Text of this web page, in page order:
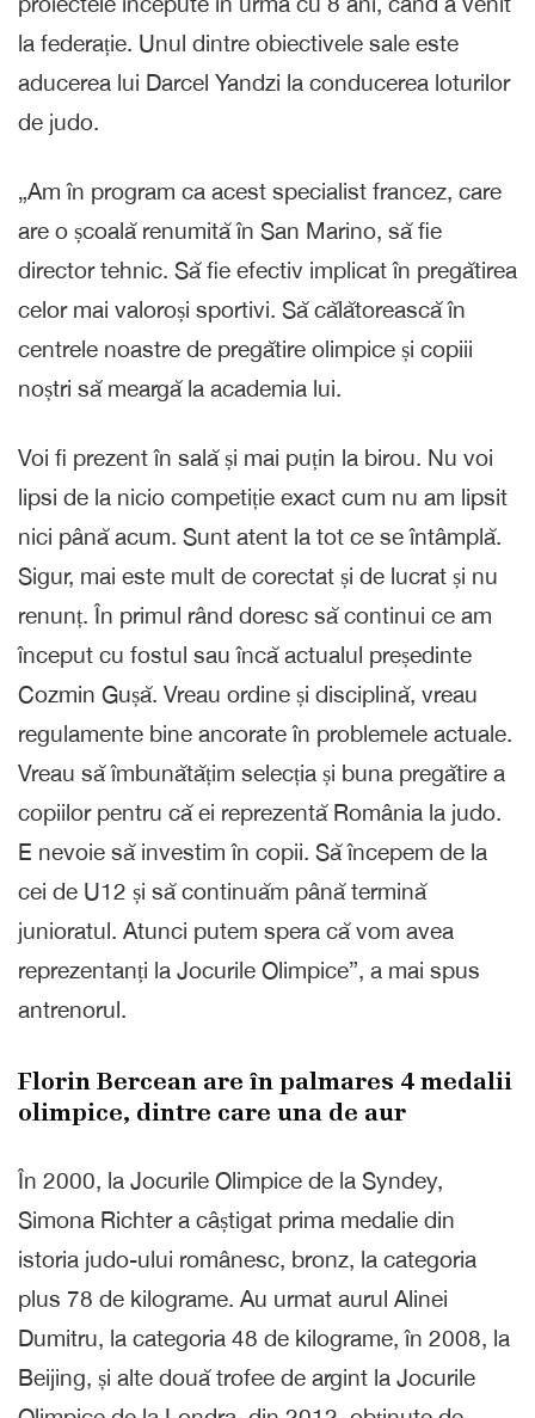
la federație. Unul dintre obiectivele sale este
aducerea lui Darcel Yandzi la conducerea loturilor
de judo.
„Am în program ca acest specialist francez, care
are o școală renumită în San Marino, să fie
director tehnic. Să fie efectiv implicat în pregătirea
celor mai valoroși sportivi. Să călătorească în
centrele noastre de pregătire olimpice și copiii
noștri să meargă la academia lui.
Voi fi prezent în sală și mai puțin la birou. Nu voi
lipsi de la nicio competiție exact cum nu am lipsit
nici până acum. Sunt atent la tot ce se întâmplă.
Sigur, mai este mult de corectat și de lucrat și nu
renunț. În primul rând doresc să continui ce am
început cu fostul sau încă actualul președinte
Cozmin Gușă. Vreau ordine și disciplină, vreau
regulamente bine ancorate în problemele actuale.
Vreau să îmbunătățim selecția și buna pregătire a
copiilor pentru că ei reprezentă România la judo.
E nevoie să investim în copii. Să începem de la
cei de U12 și să continuăm până termină
junioratul. Atunci putem spera că vom avea
reprezentanți la Jocurile Olimpice”, a mai spus
antrenorul.
Florin Bercean are în palmares 4 medalii
olimpice, dintre care una de aur
În 2000, la Jocurile Olimpice de la Syndey,
Simona Richter a câștigat prima medalie din
istoria judo-ului românesc, bronz, la categoria
plus 78 de kilograme. Au urmat aurul Alinei
Dumitru, la categoria 48 de kilograme, în 2008, la
Beijing, și alte două trofee de argint la Jocurile